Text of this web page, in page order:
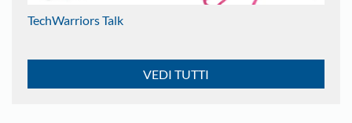
TechWarriors Talk
VEDI TUTTI